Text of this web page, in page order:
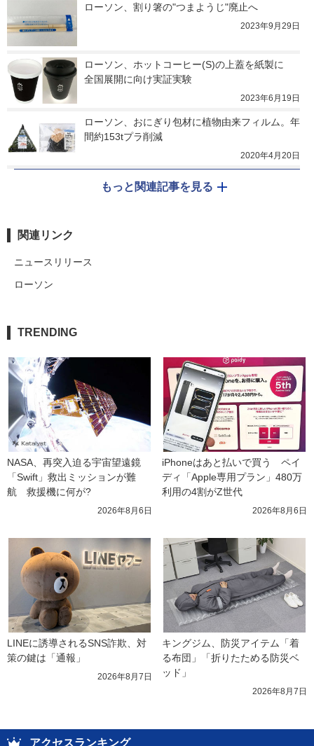
ローソン、割り箸の"つまようじ"廃止へ
2023年9月29日
ローソン、ホットコーヒー(S)の上蓋を紙製に
全国展開に向け実証実験
2023年6月19日
ローソン、おにぎり包材に植物由来フィルム。年
間約153tプラ削減
2020年4月20日
もっと関連記事を見る
関連リンク
ニュースリリース
ローソン
TRENDING
NASA、再突入迫る宇宙望遠鏡
「Swift」救出ミッションが難
航　救援機に何が?
2026年8月6日
iPhoneはあと払いで買う　ペイ
ディ「Apple専用プラン」480万
利用の4割がZ世代
2026年8月6日
LINEに誘導されるSNS詐欺、対
策の鍵は「通報」
2026年8月7日
キングジム、防災アイテム「着
る布団」「折りたためる防災ベ
ッド」
2026年8月7日
アクセスランキング